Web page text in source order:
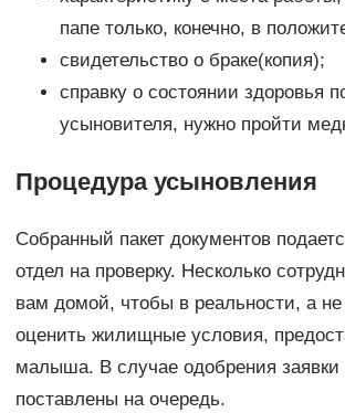
папе только, конечно, в
свидетельство о браке(копия);
справку о состоянии здоровья
усыновителя, нужно пройти
Процедура усыновления
Собранный пакет документов
отдел на проверку. Несколько
вам домой, чтобы в реальности, а не
оценить жилищные условия,
малыша. В случае одобрения заявки
поставлены на очередь.